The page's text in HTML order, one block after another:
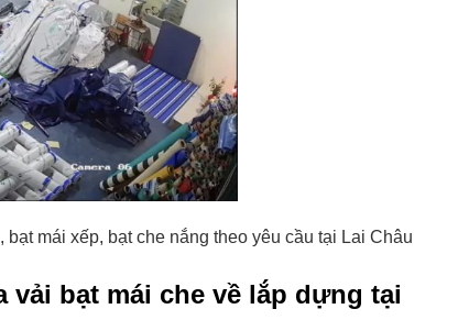
mái xếp, bạt che nắng theo yêu cầu tại Lai Châu
bạt mái che về lắp dựng tại